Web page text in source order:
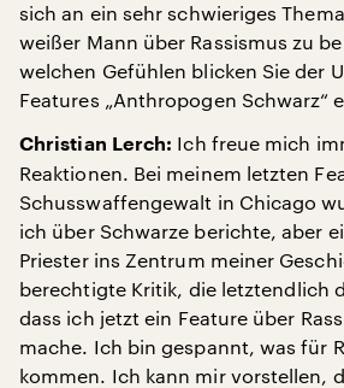
sich an ein sehr schwieriges
weißer Mann über Rassismus zu
welchen Gefühlen blicken Sie der
Features „Anthropogen Schwarz“
Christian Lerch: Ich freue mich
Reaktionen. Bei meinem letzten
Schusswaffengewalt in Chicago
ich über Schwarze berichte, aber
Priester ins Zentrum meiner
berechtigte Kritik, die letztendlich
dass ich jetzt ein Feature über
mache. Ich bin gespannt, was für
kommen. Ich kann mir vorstellen,